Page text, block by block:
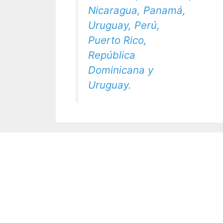
Nicaragua, Panamá,
Uruguay, Perú,
Puerto Rico,
República
Dominicana y
Uruguay.